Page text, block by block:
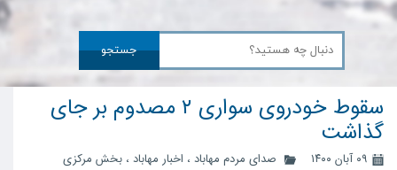
جستجو
سقوط خودروی سواری ۲ مصدوم بر جای
گذاشت
۰۹ آبان ۱۴۰۰ صدای مردم مهاباد ، اخبار مهاباد ، بخش مرکزی